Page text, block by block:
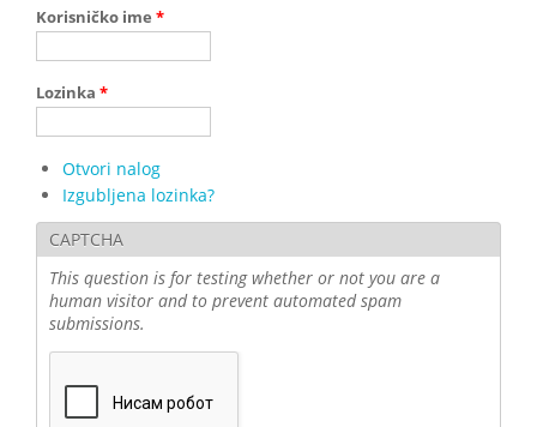
Korisničko ime *
Lozinka *
Otvori nalog
Izgubljena lozinka?
CAPTCHA
This question is for testing whether or not you are a
human visitor and to prevent automated spam
submissions.